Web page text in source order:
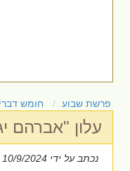
פרשת שבוע חומש
עלון "אברהם
נכתב על ידי 10/9/2024